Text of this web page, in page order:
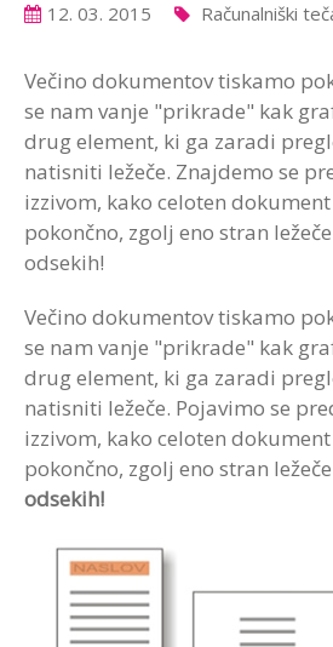
12. 03. 2015 Računalniški
Večino dokumentov tiskamo
se nam vanje "prikrade" kak
drug element, ki ga zaradi
natisniti ležeče. Znajdemo se
izzivom, kako celoten
pokončno, zgolj eno stran
odsekih!
Večino dokumentov tiskamo
se nam vanje "prikrade" kak
drug element, ki ga zaradi
natisniti ležeče. Pojavimo se
izzivom, kako celoten
pokončno, zgolj eno stran
odsekih!